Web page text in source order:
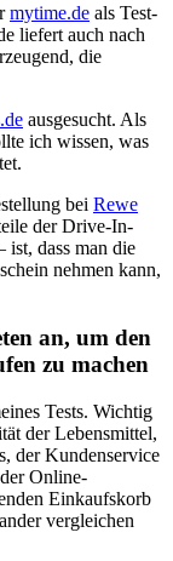
mytime.de als Test-
liefert auch nach
die
ausgesucht. Als
ich wissen, was
bei Rewe
der Drive-In-
ist, dass man die
nehmen kann,
an, um den
zu machen
Tests. Wichtig
der Lebensmittel,
der Kundenservice
Online-
Einkaufskorb
vergleichen